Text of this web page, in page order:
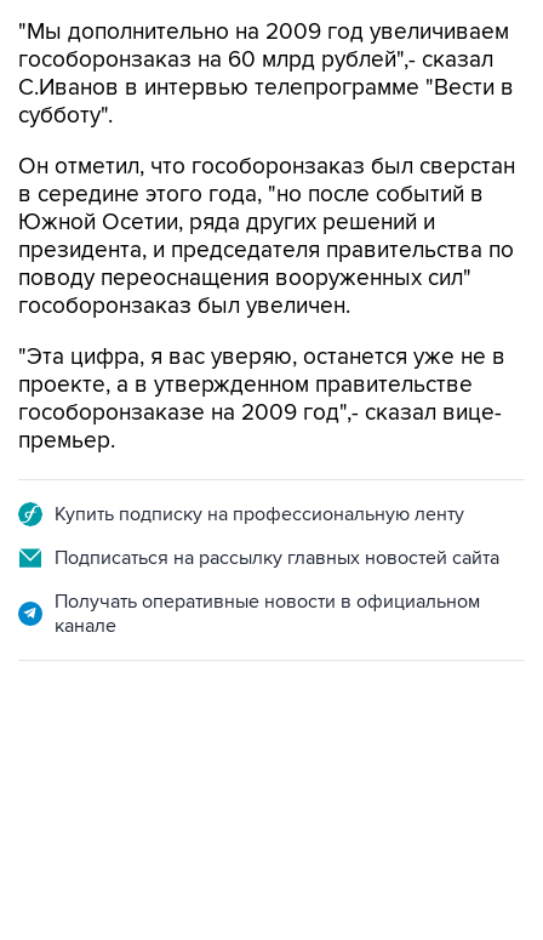
"Мы дополнительно на 2009 год увеличиваем
гособоронзаказ на 60 млрд рублей",- сказал
С.Иванов в интервью телепрограмме "Вести в
субботу".
Он отметил, что гособоронзаказ был сверстан
в середине этого года, "но после событий в
Южной Осетии, ряда других решений и
президента, и председателя правительства по
поводу переоснащения вооруженных сил"
гособоронзаказ был увеличен.
"Эта цифра, я вас уверяю, останется уже не в
проекте, а в утвержденном правительстве
гособоронзаказе на 2009 год",- сказал вице-
премьер.
Купить подписку на профессиональную ленту
Подписаться на рассылку главных новостей сайта
Получать оперативные новости в официальном
канале